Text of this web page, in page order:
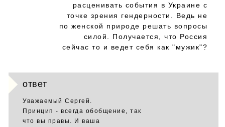
расценивать события в Украине с
точке зрения гендерности. Ведь не
по женской природе решать вопросы
силой. Получается, что Россия
сейчас то и ведет себя как "мужик"?
ответ
Уважаемый Сергей.
Принцип - всегда обобщение, так
что вы правы. И ваша